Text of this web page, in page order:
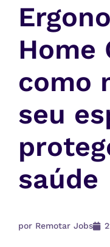
Home
como
seu
saúde
por Remotar Jobs